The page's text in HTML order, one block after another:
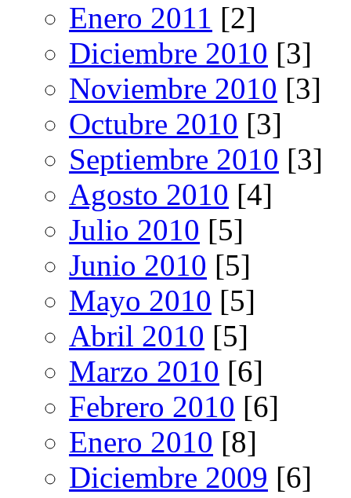
Enero 2011 [2]
Diciembre 2010 [3]
Noviembre 2010 [3]
Octubre 2010 [3]
Septiembre 2010 [3]
Agosto 2010 [4]
Julio 2010 [5]
Junio 2010 [5]
Mayo 2010 [5]
Abril 2010 [5]
Marzo 2010 [6]
Febrero 2010 [6]
Enero 2010 [8]
Diciembre 2009 [6]